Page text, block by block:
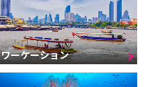
ワーケーション